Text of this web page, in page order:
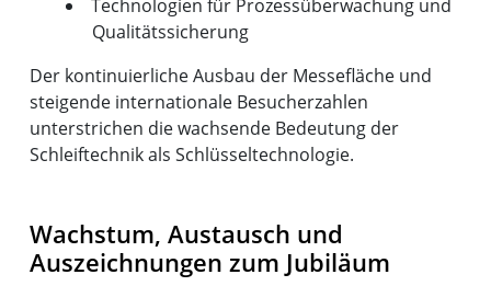
Technologien für Prozessüberwachung und
Qualitätssicherung
Der kontinuierliche Ausbau der Messefläche und
steigende internationale Besucherzahlen
unterstrichen die wachsende Bedeutung der
Schleiftechnik als Schlüsseltechnologie.
Wachstum, Austausch und
Auszeichnungen zum Jubiläum